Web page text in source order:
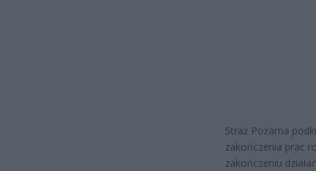
Straż Pożarna
zakończenia prac
zakończeniu